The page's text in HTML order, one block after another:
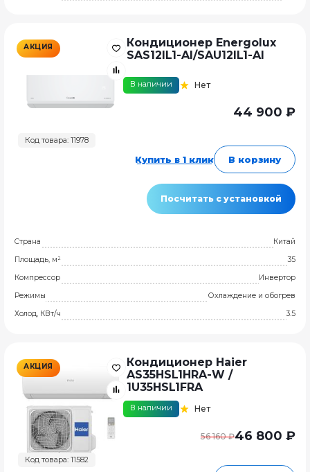
АКЦИЯ
Код товара: 11978
Кондиционер Energolux
SAS12IL1-AI/SAU12IL1-AI
В наличии Нет
44 900 ₽
Купить в 1 клик В корзину
Посчитать с установкой
Страна
Китай
Площадь, м²
35
Компрессор
Инвертор
Режимы
Охлаждение и обогрев
Холод, КВт/ч
3.5
АКЦИЯ
Код товара: 11582
Кондиционер Haier
AS35HSL1HRA-W /
1U35HSL1FRA
В наличии Нет
56 160 ₽46 800 ₽